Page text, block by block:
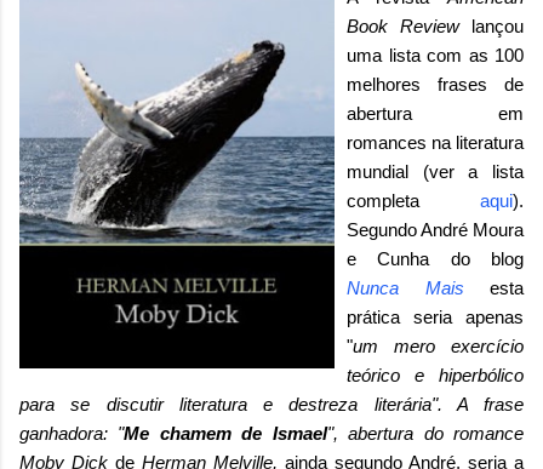
Book Reviewlançou
uma lista com as 100
melhores frases de
abertura em
romances na literatura
mundial (ver a lista
completa aqui).
Segundo André Moura
e Cunha do blog
Nunca Mais esta
prática seria apenas
"um mero exercício
teórico e hiperbólico
para se discutir literatura e destreza literária". A frase
ganhadora: "Me chamem de Ismael", abertura do romance
Moby Dick de Herman Melville, ainda segundo André, seria a